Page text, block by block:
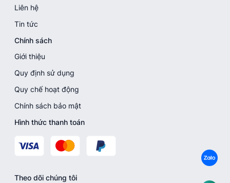
Liên hệ
Tin tức
Chính sách
Giới thiệu
Quy định sử dụng
Quy chế hoạt động
Chính sách bảo mật
Hình thức thanh toán
Theo dõi chúng tôi